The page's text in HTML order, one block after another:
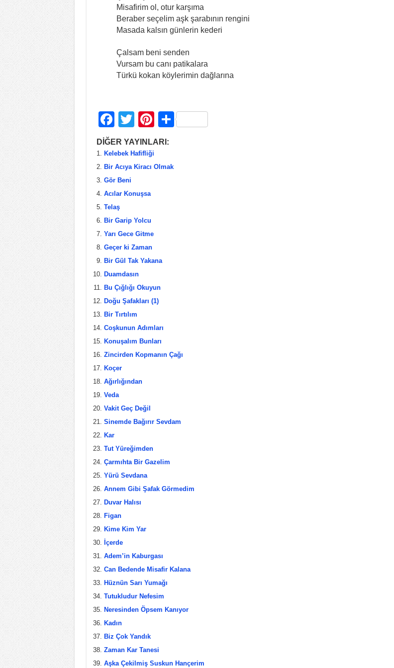
Misafirim ol, otur karşıma
Beraber seçelim aşk şarabının rengini
Masada kalsın günlerin kederi
Çalsam beni senden
Vursam bu canı patikalara
Türkü kokan köylerimin dağlarına
F
a
c
e
b
o
o
k
T
wi
tt
er
Pi
nt
e
S
DİĞER YAYINLARI:
Kelebek Hafifliği
Bir Acıya Kiracı Olmak
Gör Beni
Acılar Konuşsa
Telaş
Bir Garip Yolcu
Yarı Gece Gitme
Geçer ki Zaman
Bir Gül Tak Yakana
Duamdasın
Bu Çığlığı Okuyun
Doğu Şafakları (1)
Bir Tırtılım
Coşkunun Adımları
Konuşalım Bunları
Zincirden Kopmanın Çağı
Koçer
Ağırlığından
Veda
Vakit Geç Değil
Sinemde Bağırır Sevdam
Kar
Tut Yüreğimden
Çarmıhta Bir Gazelim
Yürü Sevdana
Annem Gibi Şafak Görmedim
Duvar Halısı
Figan
Kime Kim Yar
İçerde
Adem’in Kaburgası
Can Bedende Misafir Kalana
Hüznün Sarı Yumağı
Tutukludur Nefesim
Neresinden Öpsem Kanıyor
Kadın
Biz Çok Yandık
Zaman Kar Tanesi
Aşka Çekilmiş Suskun Hançerim